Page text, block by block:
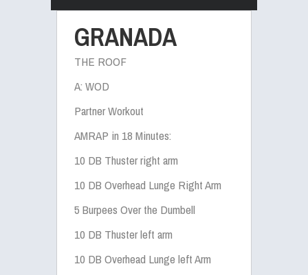
GRANADA
THE ROOF
A: WOD
Partner Workout
AMRAP in 18 Minutes:
10 DB Thuster right arm
10 DB Overhead Lunge Right Arm
5 Burpees Over the Dumbell
10 DB Thuster left arm
10 DB Overhead Lunge left Arm